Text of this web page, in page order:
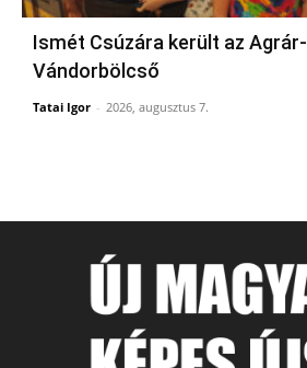
Ismét Csúzára került az Agrár-
Vándorbölcső
Tatai Igor - 2026, augusztus 7.